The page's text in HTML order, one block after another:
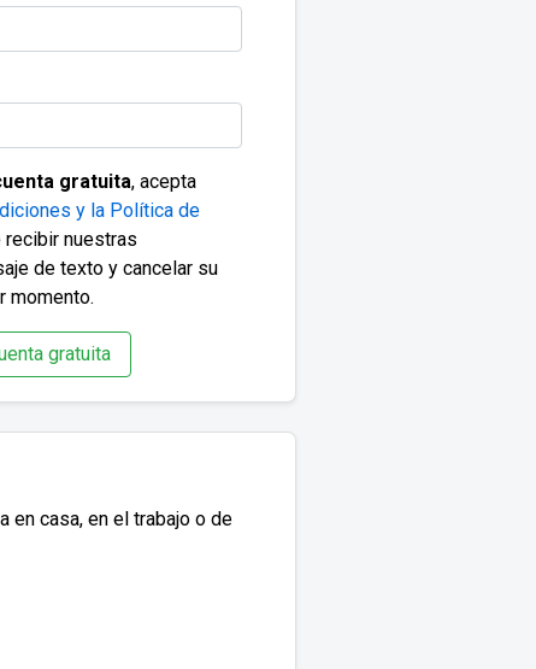
gratuita, acepta
y la Política de
recibir nuestras
de texto y cancelar su
momento.
gratuita
en casa, en el trabajo o de